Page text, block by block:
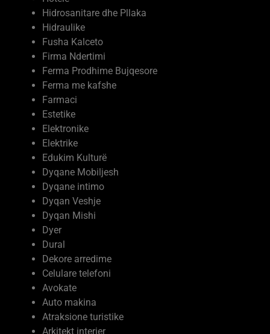
Hidraulike
Fusha Kalceto
Firma Ndertimi
Ferma Prodhime Bujqesore
Ferma me kafshe
Farmaci
Estetike
Elektronike
Elektrike
Edukim Kulturë
Dyqane Mobiljesh
Dyqane intimo
Dyqan Veshje
Dyqan Mishi
Dyer
Dural
Dekore arredime
Celulare telefoni
Avokate
Auto makina
Atraksione turistike
Arkitekt interier
Argëtimi